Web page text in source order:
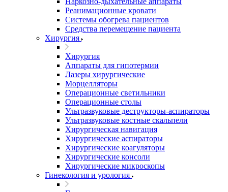
Реанимационные кровати
Системы обогрева пациентов
Средства перемещение пациента
Хирургия
Хирургия
Аппараты для гипотермии
Лазеры хирургические
Морцелляторы
Операционные светильники
Операционные столы
Ультразвуковые деструкторы-аспираторы
Ультразвуковые костные скальпели
Хирургическая навигация
Хирургические аспираторы
Хирургические коагуляторы
Хирургические консоли
Хирургические микроскопы
Гинекология и урология